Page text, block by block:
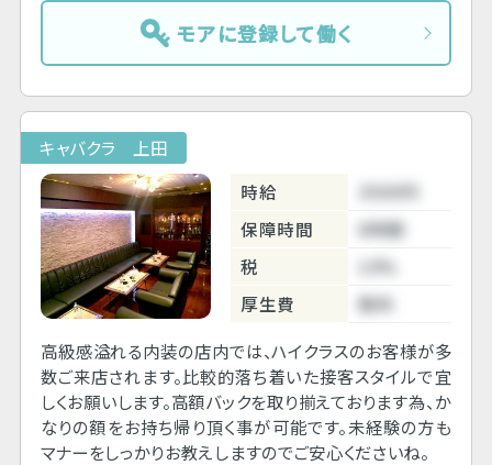
モアに登録して働く
キャバクラ 上田
時給
3500円
保障時間
6時間
税
10%
厚生費
無料
高級感溢れる内装の店内では、ハイクラスのお客様が多
数ご来店されます。比較的落ち着いた接客スタイルで宜
しくお願いします。高額バックを取り揃えております為、か
なりの額をお持ち帰り頂く事が可能です。未経験の方も
マナーをしっかりお教えしますのでご安心くださいね。